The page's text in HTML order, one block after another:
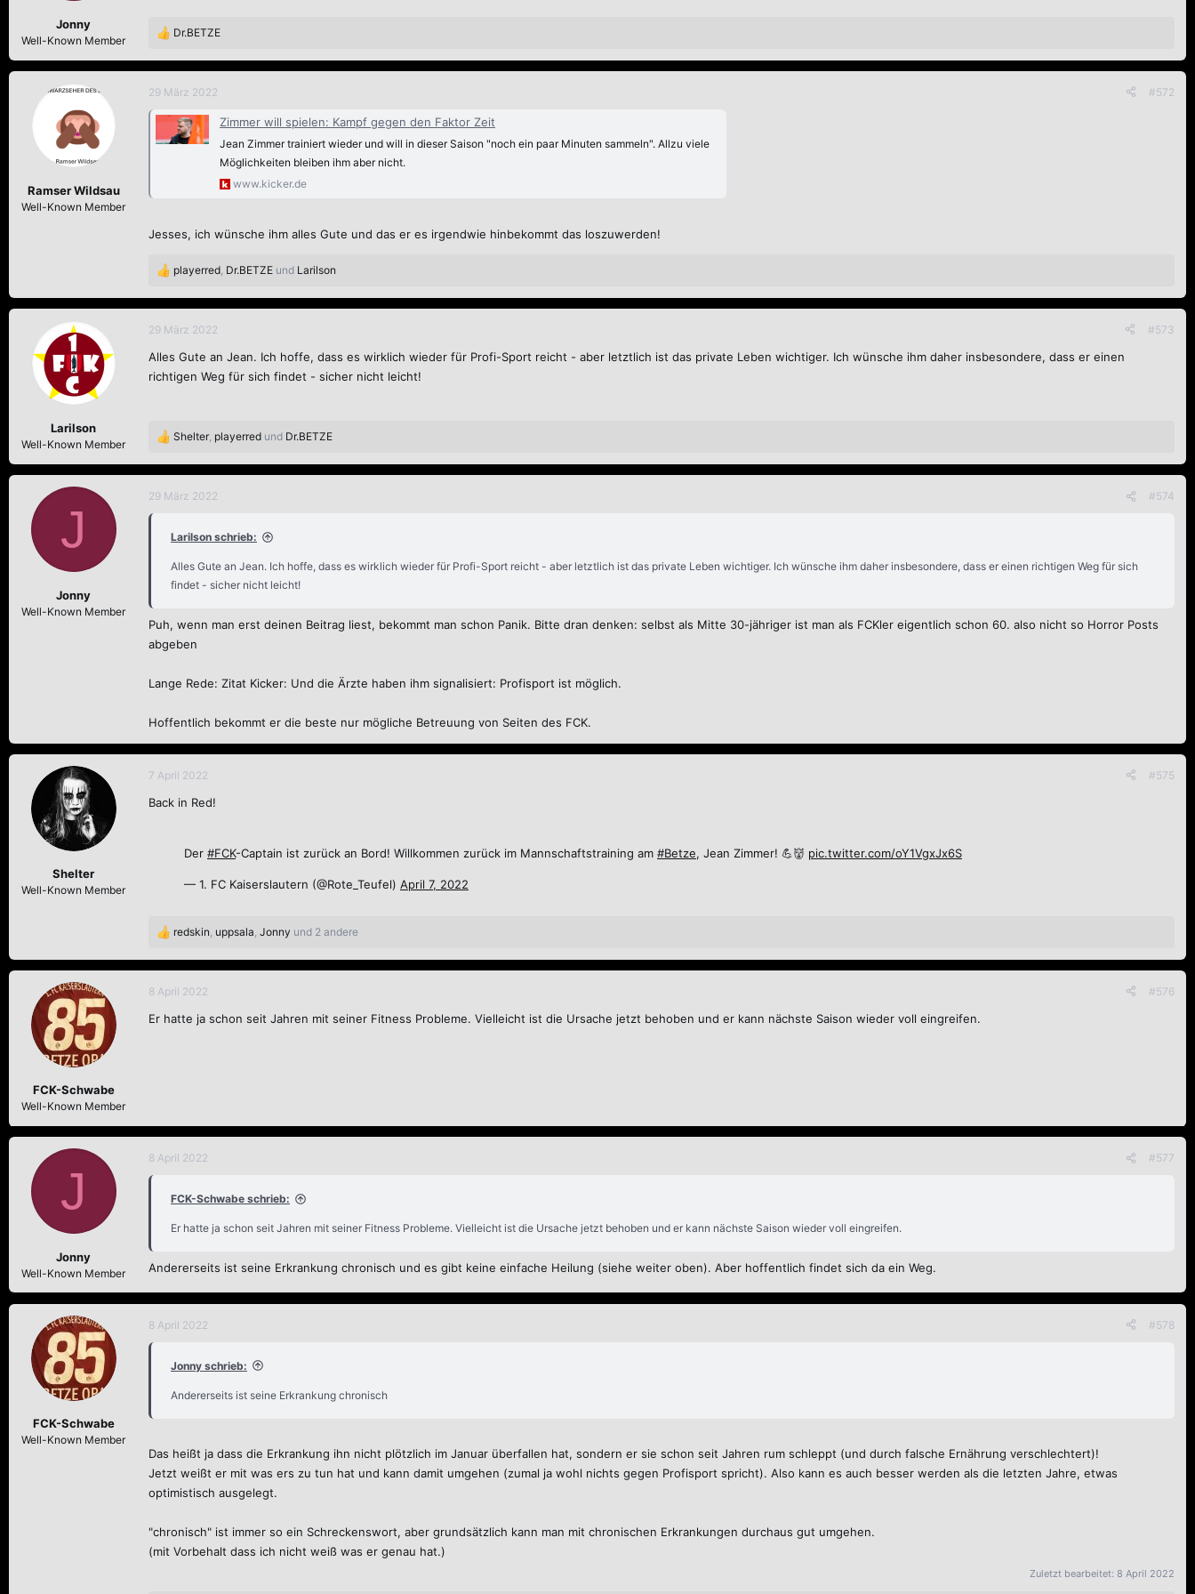
Jonny
Well-Known Member
R
a
k
i
Dr.BETZE
Ramser Wildsau
Well-Known Member
29 März 2022 #572
Zimmer will spielen: Kampf gegen den Faktor Zeit
Jean Zimmer trainiert wieder und will in dieser Saison "noch ein paar Minuten sammeln". Allzu viele
Möglichkeiten bleiben ihm aber nicht.
www.kicker.de
Jesses, ich wünsche ihm alles Gute und das er es irgendwie hinbekommt das loszuwerden!
R
a
k
i
o
:
playerred Dr.BETZE und Larilson
Larilson
Well-Known Member
29 März 2022 #573
Alles Gute an Jean. Ich hoffe, dass es wirklich wieder für Profi-Sport reicht - aber letztlich ist das private Leben wichtiger. Ich wünsche ihm daher insbesondere, dass er einen
richtigen Weg für sich findet - sicher nicht leicht!
R
a
k
Shelter, playerred und Dr.BETZE
J
Jonny
Well-Known Member
29 März 2022 #574
Larilson schrieb:
Alles Gute an Jean. Ich hoffe, dass es wirklich wieder für Profi-Sport reicht - aber letztlich ist das private Leben wichtiger. Ich wünsche ihm daher insbesondere, dass er einen richtigen Weg für sich
findet - sicher nicht leicht!
Puh, wenn man erst deinen Beitrag liest, bekommt man schon Panik. Bitte dran denken: selbst als Mitte 30-jähriger ist man als FCKler eigentlich schon 60. also nicht so Horror Posts
abgeben
Lange Rede: Zitat Kicker: Und die Ärzte haben ihm signalisiert: Profisport ist möglich.
Hoffentlich bekommt er die beste nur mögliche Betreuung von Seiten des FCK.
Shelter
Well-Known Member
7 April 2022 #575
Back in Red!
Der #FCK-Captain ist zurück an Bord! Willkommen zurück im Mannschaftstraining am #Betze, Jean Zimmer! 💪👹 pic.twitter.com/oY1VgxJx6S
— 1. FC Kaiserslautern (@Rote_Teufel) April 7, 2022
R
a
k
i
redskin uppsala Jonny und 2 andere
FCK-Schwabe
Well-Known Member
8 April 2022 #576
Er hatte ja schon seit Jahren mit seiner Fitness Probleme. Vielleicht ist die Ursache jetzt behoben und er kann nächste Saison wieder voll eingreifen.
J
Jonny
Well-Known Member
8 April 2022 #577
FCK-Schwabe schrieb:
Er hatte ja schon seit Jahren mit seiner Fitness Probleme. Vielleicht ist die Ursache jetzt behoben und er kann nächste Saison wieder voll eingreifen.
Andererseits ist seine Erkrankung chronisch und es gibt keine einfache Heilung (siehe weiter oben). Aber hoffentlich findet sich da ein Weg.
FCK-Schwabe
Well-Known Member
8 April 2022 #578
Jonny schrieb:
Andererseits ist seine Erkrankung chronisch
Das heißt ja dass die Erkrankung ihn nicht plötzlich im Januar überfallen hat, sondern er sie schon seit Jahren rum schleppt (und durch falsche Ernährung verschlechtert)!
Jetzt weißt er mit was ers zu tun hat und kann damit umgehen (zumal ja wohl nichts gegen Profisport spricht). Also kann es auch besser werden als die letzten Jahre, etwas
optimistisch ausgelegt.
"chronisch" ist immer so ein Schreckenswort, aber grundsätzlich kann man mit chronischen Erkrankungen durchaus gut umgehen.
(mit Vorbehalt dass ich nicht weiß was er genau hat.)
Zuletzt bearbeitet: 8 April 2022